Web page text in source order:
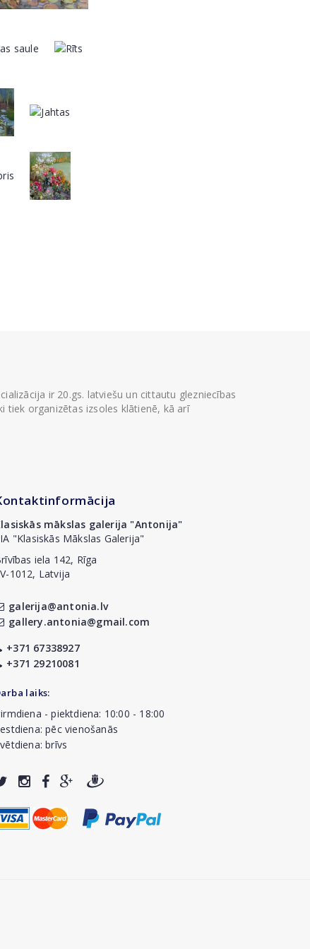
ir 20.gs. latviešu un cittautu glezniecības
tiek organizētas izsoles klātienē, kā arī
mākslas galerija "Antonija"
"Klasiskās Mākslas Galerija"
iela 142, Rīga
1012, Latvija
galerija@antonia.lv
gallery.antonia@gmail.com
+371 67338927
+371 29210081
laiks:
- piektdiena: 10:00 - 18:00
pēc vienošanās
brīvs